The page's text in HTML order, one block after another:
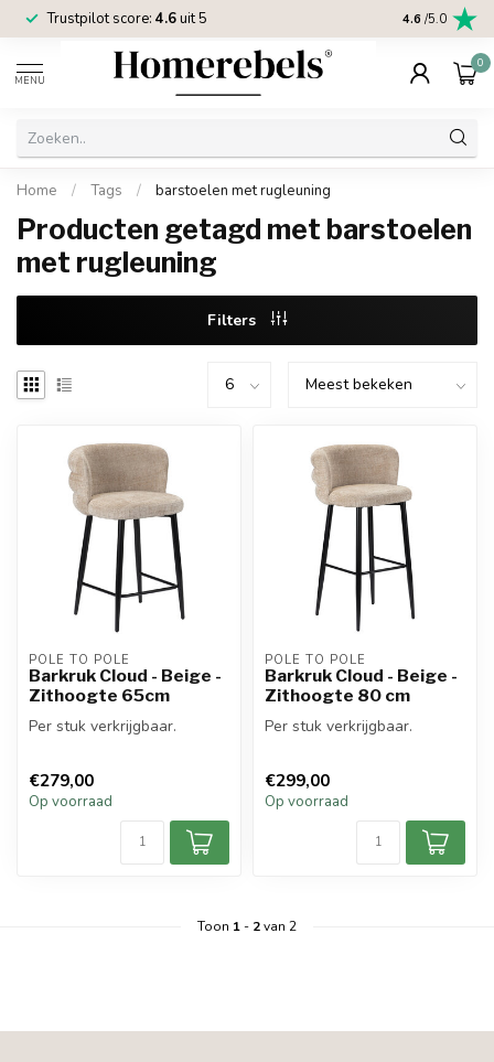
Trustpilot score: 4.6uit 5 2 jaar
4.6 /5.0
MENU
0
Home / Tags / barstoelen met rugleuning
Producten getagd met barstoelen
met rugleuning
Filters
POLE TO POLE
Barkruk Cloud - Beige -
Zithoogte 65cm
Per stuk verkrijgbaar.
€279,00
Op voorraad
POLE TO POLE
Barkruk Cloud - Beige -
Zithoogte 80 cm
Per stuk verkrijgbaar.
€299,00
Op voorraad
Toon 1- 2van 2